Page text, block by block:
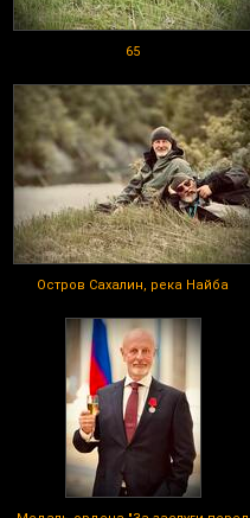
65
Остров Сахалин, река Найба